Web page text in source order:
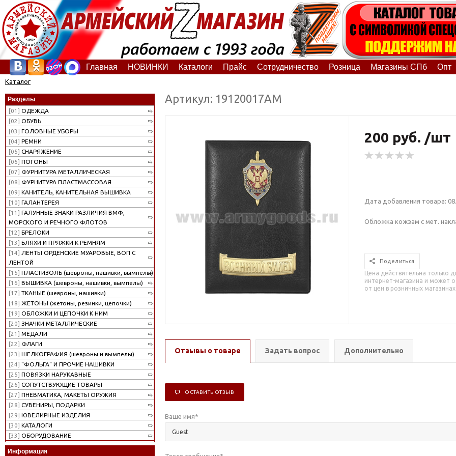
Главная НОВИНКИ Каталоги Прайс Сотрудничество Розница Магазины СПб Опт
Каталог
Разделы
[01] ОДЕЖДА
[02] ОБУВЬ
[03] ГОЛОВНЫЕ УБОРЫ
[04] РЕМНИ
[05] СНАРЯЖЕНИЕ
[06] ПОГОНЫ
[07] ФУРНИТУРА МЕТАЛЛИЧЕСКАЯ
[08] ФУРНИТУРА ПЛАСТМАССОВАЯ
[09] КАНИТЕЛЬ, КАНИТЕЛЬНАЯ ВЫШИВКА
[10] ГАЛАНТЕРЕЯ
[11] ГАЛУННЫЕ ЗНАКИ РАЗЛИЧИЯ ВМФ,
МОРСКОГО И РЕЧНОГО ФЛОТОВ
[12] БРЕЛОКИ
[13] БЛЯХИ И ПРЯЖКИ К РЕМНЯМ
[14] ЛЕНТЫ ОРДЕНСКИЕ МУАРОВЫЕ, ВОП С
ЛЕНТОЙ
[15] ПЛАСТИЗОЛЬ (шевроны, нашивки, вымпелы)
[16] ВЫШИВКА (шевроны, нашивки, вымпелы)
[17] ТКАНЫЕ (шевроны, нашивки)
[18] ЖЕТОНЫ (жетоны, резинки, цепочки)
[19] ОБЛОЖКИ И ЦЕПОЧКИ К НИМ
[20] ЗНАЧКИ МЕТАЛЛИЧЕСКИЕ
[21] МЕДАЛИ
[22] ФЛАГИ
[23] ШЕЛКОГРАФИЯ (шевроны и вымпелы)
[24] "ФОЛЬГА" И ПРОЧИЕ НАШИВКИ
[25] ПОВЯЗКИ НАРУКАВНЫЕ
[26] СОПУТСТВУЮЩИЕ ТОВАРЫ
[27] ПНЕВМАТИКА, МАКЕТЫ ОРУЖИЯ
[28] СУВЕНИРЫ, ПОДАРКИ
[29] ЮВЕЛИРНЫЕ ИЗДЕЛИЯ
[30] КАТАЛОГИ
[33] ОБОРУДОВАНИЕ
Информация
Артикул: 19120017АМ
200 руб. /шт
Дата добавления товара:
Обложка кожзам с мет.
Поделиться
Цена действительна только
интернет-магазина и может
от цен в розничных магазинах
Отзывы о товаре Задать вопрос Дополнительно
ОСТАВИТЬ ОТЗЫВ
Ваше имя*